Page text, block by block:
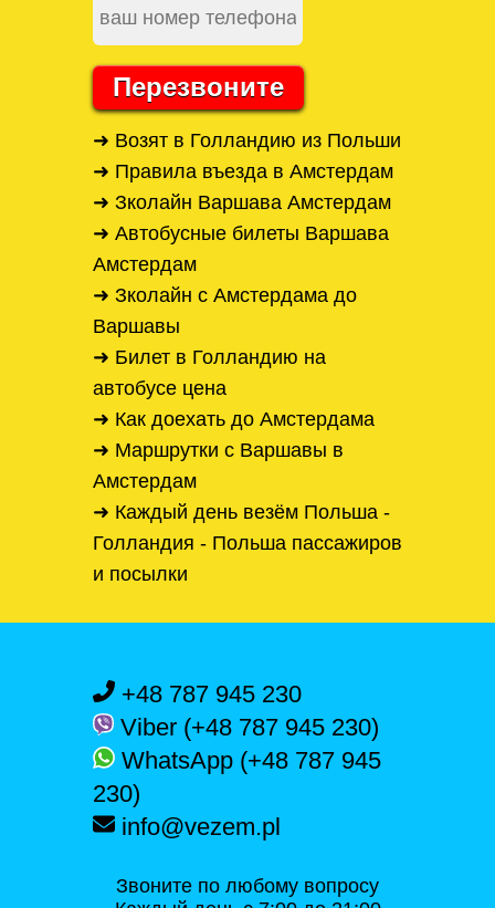
Перезвоните
➜ Возят в Голландию из Польши
➜ Правила въезда в Амстердам
➜ Зколайн Варшава Амстердам
➜ Автобусные билеты Варшава
Амстердам
➜ Зколайн с Амстердама до
Варшавы
➜ Билет в Голландию на
автобусе цена
➜ Как доехать до Амстердама
➜ Маршрутки с Варшавы в
Амстердам
➜ Каждый день везём Польша -
Голландия - Польша пассажиров
и посылки
+48 787 945 230
Viber (+48 787 945 230)
WhatsApp (+48 787 945
230)
info@vezem.pl
Звоните по любому вопросу